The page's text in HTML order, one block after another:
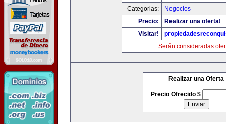
Categorias:
Negocios
Precio:
Realizar una oferta!
Visitar!
Serán consideradas
Realizar una Oferta
Precio Ofrecido $